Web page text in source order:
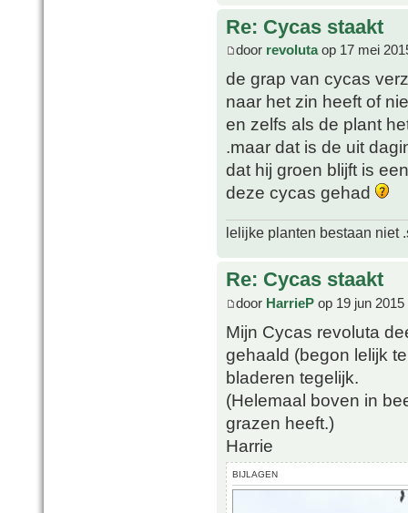
Re: Cycas staakt
door revolutaop 17 mei
de grap van cycas
naar het zin heeft of
en zelfs als de plant
.maar dat is de uit
dat hij groen blijft is
deze cycas gehad
lelijke planten bestaan niet
Re: Cycas staakt
door HarrieP op 19 jun 2015
Mijn Cycas revoluta
gehaald (begon lelijk
bladeren tegelijk.
(Helemaal boven in
grazen heeft.)
Harrie
BIJLAGEN